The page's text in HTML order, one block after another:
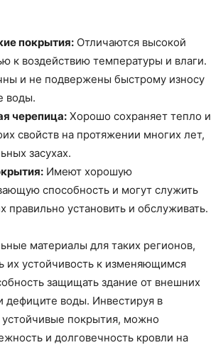
покрытия: Отличаются высокой
к воздействию температуры и влаги.
и не подвержены быстрому износу
воды.
черепица: Хорошо сохраняет тепло и
свойств на протяжении многих лет,
засухах.
Имеют хорошую
способность и могут служить
правильно установить и обслуживать.
материалы для таких регионов,
их устойчивость к изменяющимся
защищать здание от внешних
дефиците воды. Инвестируя в
устойчивые покрытия, можно
и долговечность кровли на